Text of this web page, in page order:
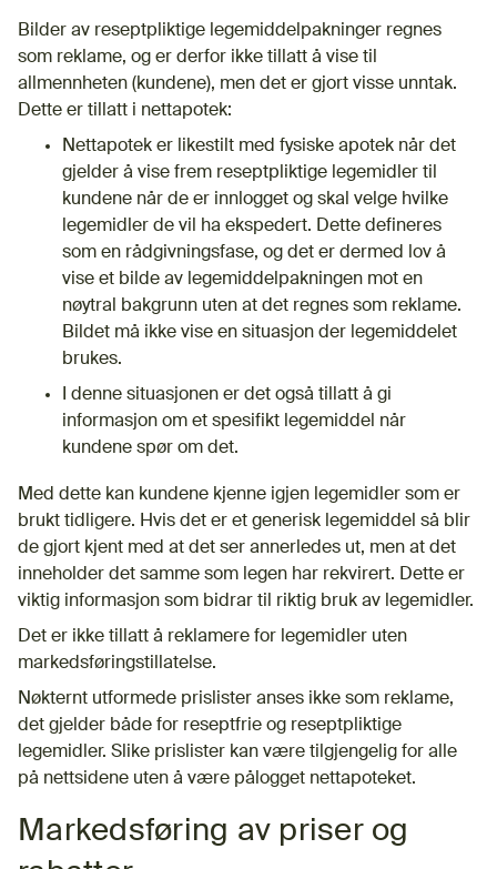
Bilder av reseptpliktige legemiddelpakninger regnes
som reklame, og er derfor ikke tillatt å vise til
allmennheten (kundene), men det er gjort visse unntak.
Dette er tillatt i nettapotek:
Nettapotek er likestilt med fysiske apotek når det
gjelder å vise frem reseptpliktige legemidler til
kundene når de er innlogget og skal velge hvilke
legemidler de vil ha ekspedert. Dette defineres
som en rådgivningsfase, og det er dermed lov å
vise et bilde av legemiddelpakningen mot en
nøytral bakgrunn uten at det regnes som reklame.
Bildet må ikke vise en situasjon der legemiddelet
brukes.
I denne situasjonen er det også tillatt å gi
informasjon om et spesifikt legemiddel når
kundene spør om det.
Med dette kan kundene kjenne igjen legemidler som er
brukt tidligere. Hvis det er et generisk legemiddel så blir
de gjort kjent med at det ser annerledes ut, men at det
inneholder det samme som legen har rekvirert. Dette er
viktig informasjon som bidrar til riktig bruk av legemidler.
Det er ikke tillatt å reklamere for legemidler uten
markedsføringstillatelse.
Nøkternt utformede prislister anses ikke som reklame,
det gjelder både for reseptfrie og reseptpliktige
legemidler. Slike prislister kan være tilgjengelig for alle
på nettsidene uten å være pålogget nettapoteket.
Markedsføring av priser og